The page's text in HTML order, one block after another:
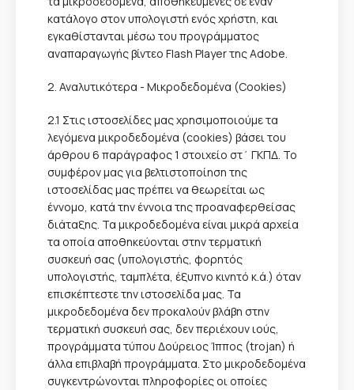
κατάλογο στον υπολογιστή ενός χρήστη, και
εγκαθίστανται μέσω του προγράμματος
αναπαραγωγής βίντεο Flash Player της Adobe.
2. Αναλυτικότερα - Μικροδεδομένα (Cookies)
2.1 Στις ιστοσελίδες μας χρησιμοποιούμε τα
λεγόμενα μικροδεδομένα (cookies) βάσει του
άρθρου 6 παράγραφος 1 στοιχείο στ΄ ΓΚΠΔ. Το
συμφέρον μας για βελτιστοποίηση της
ιστοσελίδας μας πρέπει να θεωρείται ως
έννομο, κατά την έννοια της προαναφερθείσας
διάταξης. Τα μικροδεδομένα είναι μικρά αρχεία
τα οποία αποθηκεύονται στην τερματική
συσκευή σας (υπολογιστής, φορητός
υπολογιστής, ταμπλέτα, έξυπνο κινητό κ.ά.) όταν
επισκέπτεστε την ιστοσελίδα μας. Τα
μικροδεδομένα δεν προκαλούν βλάβη στην
τερματική συσκευή σας, δεν περιέχουν ιούς,
προγράμματα τύπου Δούρειος Ίππος (trojan) ή
άλλα επιβλαβή προγράμματα. Στο μικροδεδομένα
συγκεντρώνονται πληροφορίες οι οποίες